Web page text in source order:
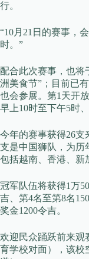
行。
“10月21日的赛事，
时。”
配合此次赛事，也将
洲美食节”；目前已
也会参展。第1天开
早上10时至下午5时
今年的赛事获得26支
支是中国狮队，为历
包括越南、香港、新
冠军队伍将获得1万
吉、第4名至第8名
奖金1200令吉。
欢迎民众踊跃前来观
育学校对面），该校